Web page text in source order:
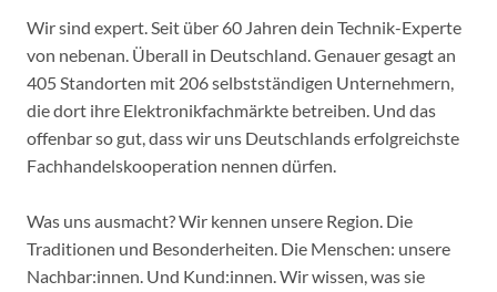
Wir sind expert. Seit über 60 Jahren dein Technik-Experte
von nebenan. Überall in Deutschland. Genauer gesagt an
405 Standorten mit 206 selbstständigen Unternehmern,
die dort ihre Elektronikfachmärkte betreiben. Und das
offenbar so gut, dass wir uns Deutschlands erfolgreichste
Fachhandelskooperation nennen dürfen.
Was uns ausmacht? Wir kennen unsere Region. Die
Traditionen und Besonderheiten. Die Menschen: unsere
Nachbar:innen. Und Kund:innen. Wir wissen, was sie